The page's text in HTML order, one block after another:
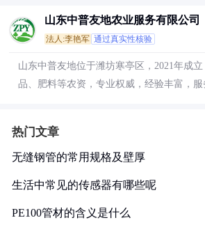
山东中普友地农业服务有限公司
法人:李艳军 通过真实性核验
山东中普友地位于潍坊寒亭区，2021年成
品、肥料等农资，专业权威，经验丰富，服
热门文章
无缝钢管的常用规格及壁厚
生活中常见的传感器有哪些呢
PE100管材的含义是什么